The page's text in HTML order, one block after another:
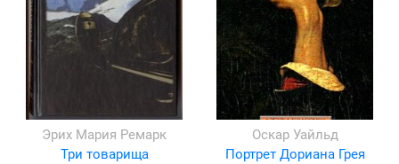
Эрих Мария Ремарк
Три товарища
Оскар Уайльд
Портрет Дориана Грея